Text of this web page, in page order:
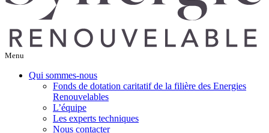
Menu
Qui sommes-nous
Fonds de dotation caritatif de la filière des Energies
Renouvelables
L’équipe
Les experts techniques
Nous contacter